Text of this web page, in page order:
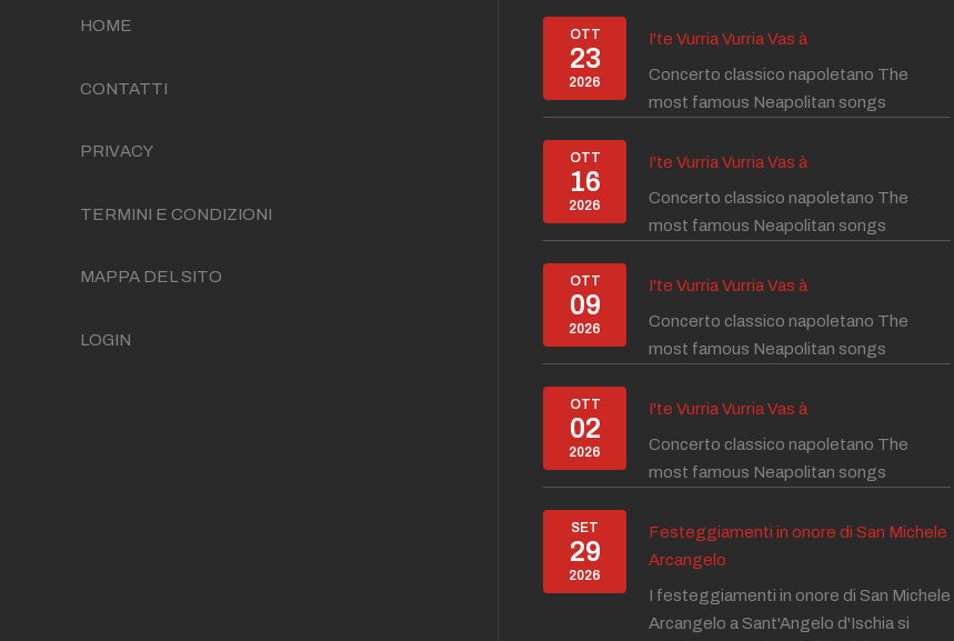
HOME
CONTATTI
PRIVACY
TERMINI E CONDIZIONI
MAPPA DEL SITO
LOGIN
OTT
23
2026
I'te Vurria Vurria Vas à
Concerto classico napoletano The
most famous Neapolitan songs
OTT
16
2026
I'te Vurria Vurria Vas à
Concerto classico napoletano The
most famous Neapolitan songs
OTT
09
2026
I'te Vurria Vurria Vas à
Concerto classico napoletano The
most famous Neapolitan songs
OTT
02
2026
I'te Vurria Vurria Vas à
Concerto classico napoletano The
most famous Neapolitan songs
SET
29
2026
Festeggiamenti in onore di San Michele
Arcangelo
I festeggiamenti in onore di San Michele
Arcangelo a Sant'Angelo d'Ischia si